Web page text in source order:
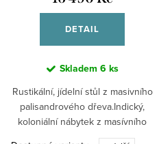
DETAIL
Skladem 6 ks
Rustikální, jídelní stůl z masivního
palisandrového dřeva.Indický,
koloniální nábytek z masívního
dřeva palisandtr.